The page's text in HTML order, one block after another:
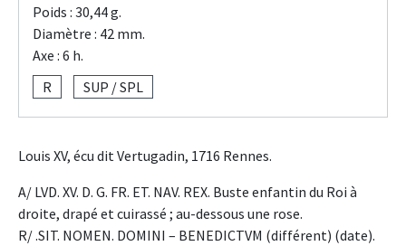
Poids : 30,44 g.
Diamètre : 42 mm.
Axe : 6 h.
R
SUP / SPL
Louis XV, écu dit Vertugadin, 1716 Rennes.
A/ LVD. XV. D. G. FR. ET. NAV. REX. Buste enfantin du Roi à
droite, drapé et cuirassé ; au-dessous une rose.
R/ .SIT. NOMEN. DOMINI – BENEDICTVM (différent) (date).